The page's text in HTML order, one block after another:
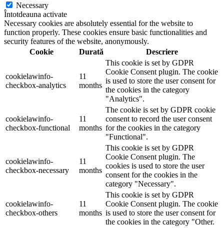
Necessary
Întotdeauna activate
Necessary cookies are absolutely essential for the website to
function properly. These cookies ensure basic functionalities and
security features of the website, anonymously.
Cookie
Durată Descriere
cookielawinfo-
checkbox-analytics
11
months
This cookie is set by GDPR
Cookie Consent plugin. The cookie
is used to store the user consent for
the cookies in the category
"Analytics".
cookielawinfo-
checkbox-functional
11
months
The cookie is set by GDPR cookie
consent to record the user consent
for the cookies in the category
"Functional".
cookielawinfo-
checkbox-necessary
11
months
This cookie is set by GDPR
Cookie Consent plugin. The
cookies is used to store the user
consent for the cookies in the
category "Necessary".
cookielawinfo-
checkbox-others
11
months
This cookie is set by GDPR
Cookie Consent plugin. The cookie
is used to store the user consent for
the cookies in the category "Other.